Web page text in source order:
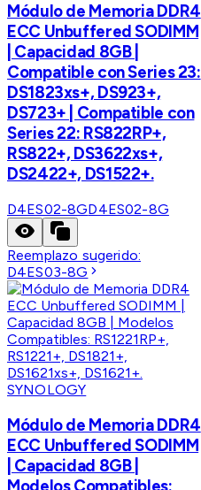
Módulo de Memoria DDR4
ECC Unbuffered SODIMM
| Capacidad 8GB |
Compatible con Series 23:
DS1823xs+, DS923+,
DS723+ | Compatible con
Series 22: RS822RP+,
RS822+, DS3622xs+,
DS2422+, DS1522+.
D4ES02-8GD4ES02-8G
Reemplazo sugerido:
D4ES03-8G
SYNOLOGY
Módulo de Memoria DDR4
ECC Unbuffered SODIMM
| Capacidad 8GB |
Modelos Compatibles: